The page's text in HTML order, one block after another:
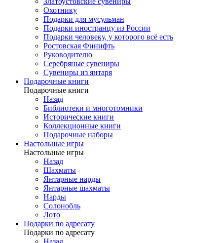
Охотнику
Подарки для мусульман
Подарки иностранцу из России
Подарки человеку, у которого всё есть
Ростовская Финифть
Руководителю
Серебряные сувениры
Сувениры из янтаря
Подарочные книги
Подарочные книги
Назад
Библиотеки и многотомники
Исторические книги
Коллекционные книги
Подарочные наборы
Настольные игры
Настольные игры
Назад
Шахматы
Янтарные нарды
Янтарные шахматы
Нарды
Солонобль
Лото
Подарки по адресату
Подарки по адресату
Назад